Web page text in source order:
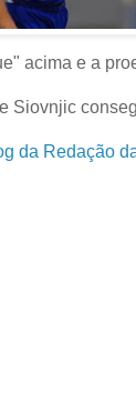
acima e a
Siovnjic
da Redação